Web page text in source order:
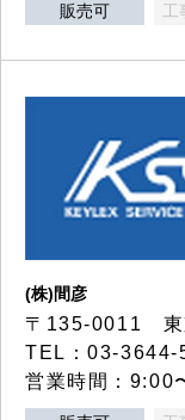
販売可 工
(株)間彦
〒135-0011 東
TEL：03-3644-
営業時間：9:00